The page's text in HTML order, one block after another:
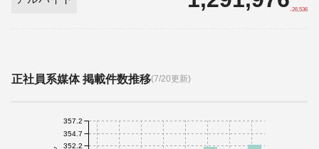
-26,536
正社員系媒体 掲載件数推移(7/20更新)
352.2
354.7
357.2